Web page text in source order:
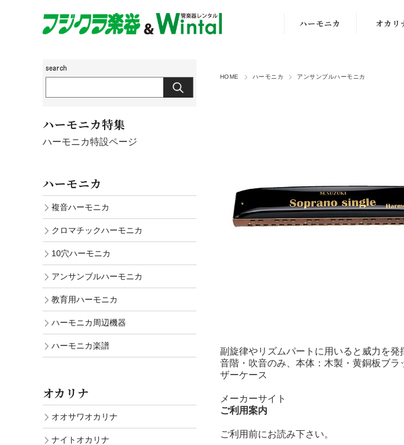
ハーモニカ
クロマチックハ
教育用ハーモニ
カその他
ハーモニカ周辺
オカリ
リナ
その他オ
HOME ハーモニカ アンサンブルハーモニカ
副旋律やリズムパートに用いると威力を
音階・吹音のみ、本体：木製・黄銅板ブ
ザーケース
メーカーサイト
ご利用案内
ご利用前にお読み下さい。
ハーモニカ特集
ハーモニカ特設ページ
ハーモニカ
複音ハーモニカ
クロマチックハーモニカ
10穴ハーモニカ
アンサンブルハーモニカ
教育用ハーモニカ
ハーモニカ周辺機器
ハーモニカ楽譜
オカリナ
オオサワオカリナ
ナイトオカリナ